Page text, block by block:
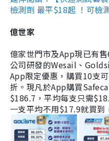
檢測劑 最平$18起 ！可
億世家
億家世門市及App現已有
公司研發的Wesail、
App限定優惠，購買10支
折。現凡於App購買
$186.7，平均每支只需
一支平均不用$17.9就買到